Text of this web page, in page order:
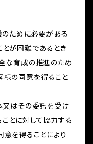
のために必要がある
とが困難であるとき
な育成の推進のため
様の同意を得ること
又はその委託を受け
とに対して協力する
を得ることにより